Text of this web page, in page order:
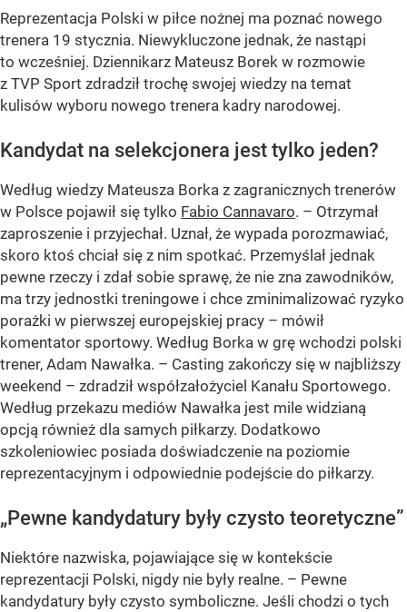
Reprezentacja Polski w piłce nożnej ma poznać nowego
trenera 19 stycznia. Niewykluczone jednak, że nastąpi
to wcześniej. Dziennikarz Mateusz Borek w rozmowie
z TVP Sport zdradził trochę swojej wiedzy na temat
kulisów wyboru nowego trenera kadry narodowej.
Kandydat na selekcjonera jest tylko jeden?
Według wiedzy Mateusza Borka z zagranicznych trenerów
w Polsce pojawił się tylko Fabio Cannavaro. – Otrzymał
zaproszenie i przyjechał. Uznał, że wypada porozmawiać,
skoro ktoś chciał się z nim spotkać. Przemyślał jednak
pewne rzeczy i zdał sobie sprawę, że nie zna zawodników,
ma trzy jednostki treningowe i chce zminimalizować ryzyko
porażki w pierwszej europejskiej pracy – mówił
komentator sportowy. Według Borka w grę wchodzi polski
trener, Adam Nawałka. – Casting zakończy się w najbliższy
weekend – zdradził współzałożyciel Kanału Sportowego.
Według przekazu mediów Nawałka jest mile widzianą
opcją również dla samych piłkarzy. Dodatkowo
szkoleniowiec posiada doświadczenie na poziomie
reprezentacyjnym i odpowiednie podejście do piłkarzy.
„Pewne kandydatury były czysto teoretyczne”
Niektóre nazwiska, pojawiające się w kontekście
reprezentacji Polski, nigdy nie były realne. – Pewne
kandydatury były czysto symboliczne. Jeśli chodzi o tych